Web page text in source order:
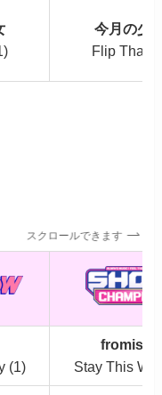
今月の少
Flip That
スクロールできます
(1)
fromis_9
Stay This